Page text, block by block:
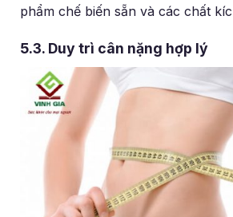
phẩm chế biến sẵn và các chất
5.3. Duy trì cân nặng hợp lý